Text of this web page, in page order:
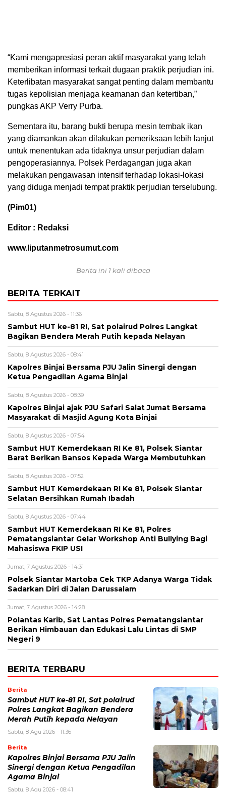
“Kami mengapresiasi peran aktif masyarakat yang telah
memberikan informasi terkait dugaan praktik perjudian ini.
Keterlibatan masyarakat sangat penting dalam membantu
tugas kepolisian menjaga keamanan dan ketertiban,”
pungkas AKP Verry Purba.
Sementara itu, barang bukti berupa mesin tembak ikan
yang diamankan akan dilakukan pemeriksaan lebih lanjut
untuk menentukan ada tidaknya unsur perjudian dalam
pengoperasiannya. Polsek Perdagangan juga akan
melakukan pengawasan intensif terhadap lokasi-lokasi
yang diduga menjadi tempat praktik perjudian terselubung.
(Pim01)
Editor : Redaksi
www.liputanmetrosumut.com
Berita ini 1 kali dibaca
BERITA TERKAIT
Sabtu, 8 Agustus 2026 - 11:36
Sambut HUT ke-81 RI, Sat polairud Polres Langkat
Bagikan Bendera Merah Putih kepada Nelayan
Sabtu, 8 Agustus 2026 - 08:41
Kapolres Binjai Bersama PJU Jalin Sinergi dengan
Ketua Pengadilan Agama Binjai
Sabtu, 8 Agustus 2026 - 08:39
Kapolres Binjai ajak PJU Safari Salat Jumat Bersama
Masyarakat di Masjid Agung Kota Binjai
Sabtu, 8 Agustus 2026 - 07:54
Sambut HUT Kemerdekaan RI Ke 81, Polsek Siantar
Barat Berikan Bansos Kepada Warga Membutuhkan
Sabtu, 8 Agustus 2026 - 07:52
Sambut HUT Kemerdekaan RI Ke 81, Polsek Siantar
Selatan Bersihkan Rumah Ibadah
Sabtu, 8 Agustus 2026 - 07:44
Sambut HUT Kemerdekaan RI Ke 81, Polres
Pematangsiantar Gelar Workshop Anti Bullying Bagi
Mahasiswa FKIP USI
Jumat, 7 Agustus 2026 - 14:31
Polsek Siantar Martoba Cek TKP Adanya Warga Tidak
Sadarkan Diri di Jalan Darussalam
Jumat, 7 Agustus 2026 - 14:28
Polantas Karib, Sat Lantas Polres Pematangsiantar
Berikan Himbauan dan Edukasi Lalu Lintas di SMP
Negeri 9
BERITA TERBARU
Berita
Sambut HUT ke-81 RI, Sat polairud
Polres Langkat Bagikan Bendera
Merah Putih kepada Nelayan
Sabtu, 8 Agu 2026 - 11:36
Berita
Kapolres Binjai Bersama PJU Jalin
Sinergi dengan Ketua Pengadilan
Agama Binjai
Sabtu, 8 Agu 2026 - 08:41